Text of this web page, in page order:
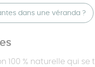
dans une véranda ?
100 % naturelle qui se